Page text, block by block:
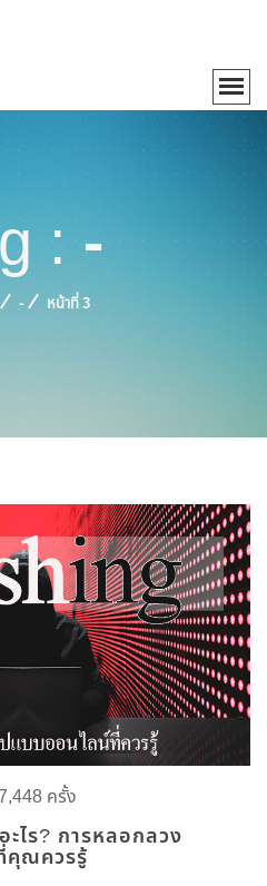
: -
- หน้าที่ 3
ครั้ง
ไร? การหลอกลวง
คุณควรรู้